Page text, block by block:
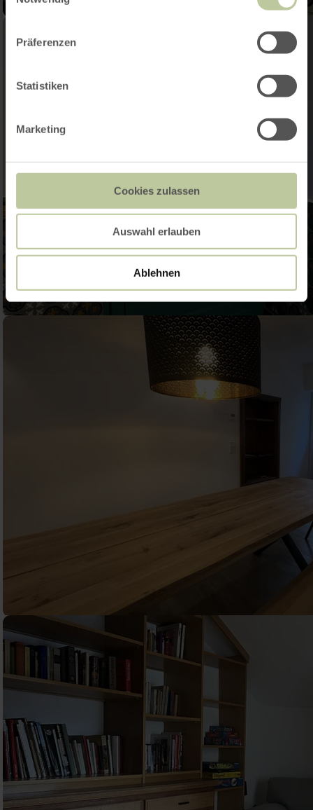
Präferenzen
Statistiken
Marketing
Cookies zulassen
Auswahl erlauben
Ablehnen